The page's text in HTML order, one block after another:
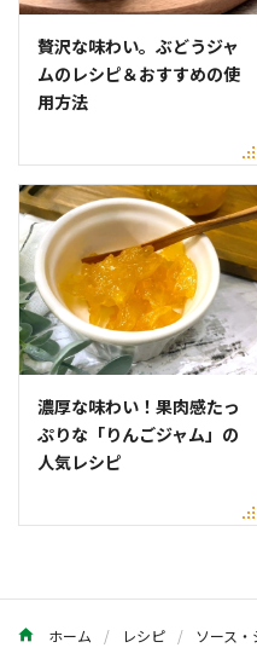
贅沢な味わい。ぶどうジャ
ムのレシピ＆おすすめの使
用方法
濃厚な味わい！果肉感たっ
ぷりな「りんごジャム」の
人気レシピ
ホーム レシピ ソース・